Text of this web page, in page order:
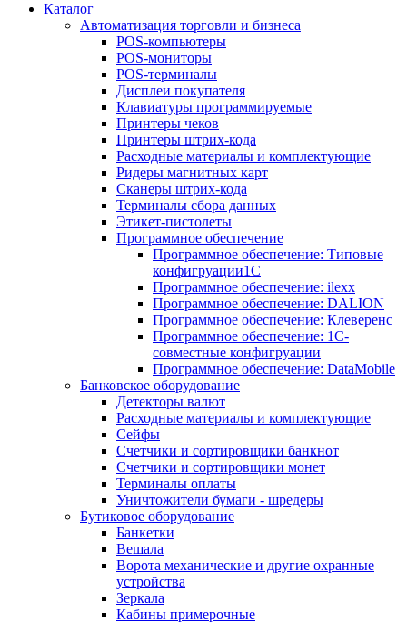
Каталог
Автоматизация торговли и бизнеса
POS-компьютеры
POS-мониторы
POS-терминалы
Дисплеи покупателя
Клавиатуры программируемые
Принтеры чеков
Принтеры штрих-кода
Расходные материалы и комплектующие
Ридеры магнитных карт
Сканеры штрих-кода
Терминалы сбора данных
Этикет-пистолеты
Программное обеспечение
Программное обеспечение: Типовые
конфигруации1С
Программное обеспечение: ilexx
Программное обеспечение: DALION
Программное обеспечение: Клеверенс
Программное обеспечение: 1С-
совместные конфигруации
Программное обеспечение: DataMobile
Банковское оборудование
Детекторы валют
Расходные материалы и комплектующие
Сейфы
Счетчики и сортировщики банкнот
Счетчики и сортировщики монет
Терминалы оплаты
Уничтожители бумаги - шредеры
Бутиковое оборудование
Банкетки
Вешала
Ворота механические и другие охранные
устройства
Зеркала
Кабины примерочные